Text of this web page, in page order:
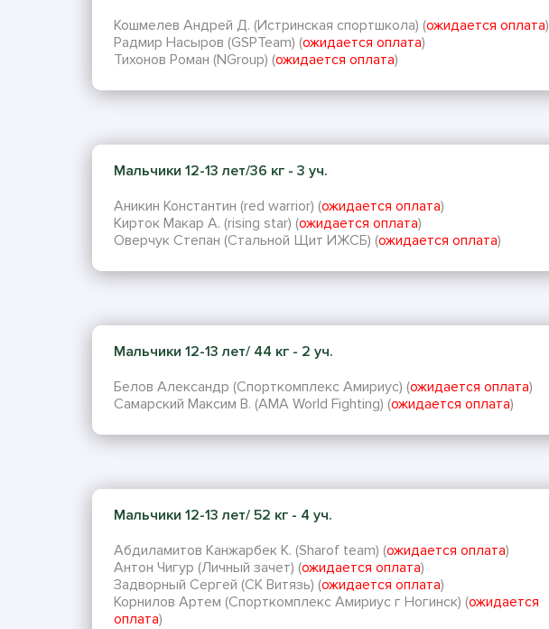
Кошмелев Андрей Д. (Истринская спортшкола) (ожидается оплата)
Радмир Насыров (GSPTeam) (ожидается оплата)
Тихонов Роман (NGroup) (ожидается оплата)
Мальчики 12-13 лет/36 кг - 3 уч.
Аникин Константин (red warrior) (ожидается оплата)
Кирток Макар А. (rising star) (ожидается оплата)
Оверчук Степан (Стальной Щит ИЖСБ) (ожидается оплата)
Мальчики 12-13 лет/ 44 кг - 2 уч.
Белов Александр (Спорткомплекс Амириус) (ожидается оплата)
Самарский Максим В. (AMA World Fighting) (ожидается оплата)
Мальчики 12-13 лет/ 52 кг - 4 уч.
Абдиламитов Канжарбек К. (Sharof team) (ожидается оплата)
Антон Чигур (Личный зачет) (ожидается оплата)
Задворный Сергей (СК Витязь) (ожидается оплата)
Корнилов Артем (Спорткомплекс Амириус г Ногинск) (ожидается
оплата)